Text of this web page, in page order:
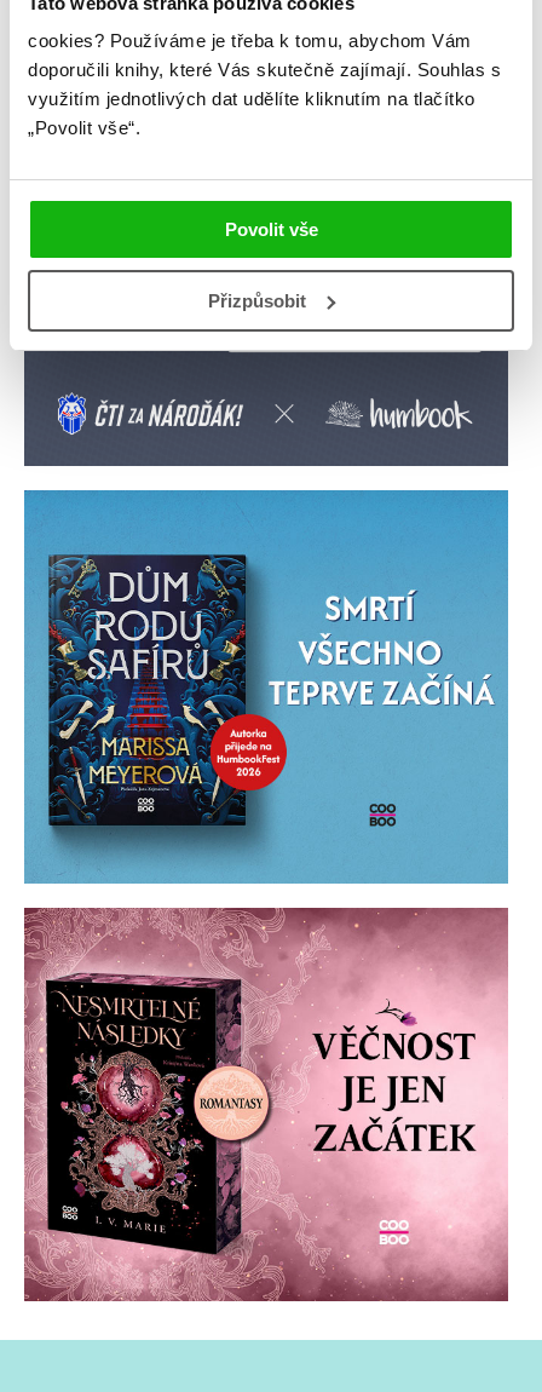
cookies? Používáme je třeba k tomu, abychom Vám
doporučili knihy, které Vás skutečně zajímají. Souhlas s
využitím jednotlivých dat udělíte kliknutím na tlačítko
„Povolit vše“.
Povolit vše
Přizpůsobit